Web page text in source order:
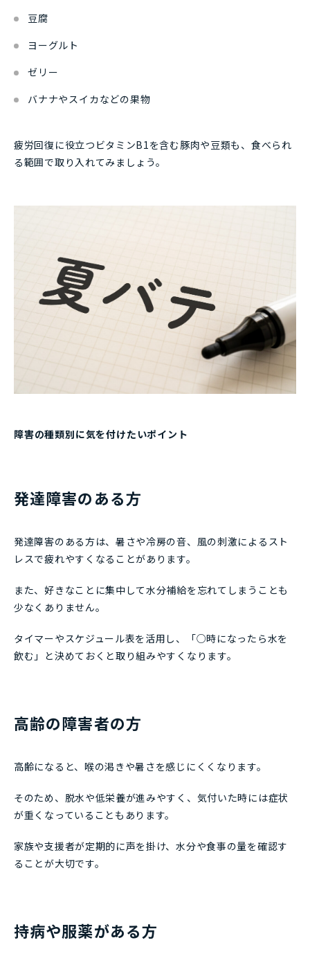
豆腐
ヨーグルト
ゼリー
バナナやスイカなどの果物
疲労回復に役立つビタミンB1を含む豚肉や豆類も、食べられ
る範囲で取り入れてみましょう。
障害の種類別に気を付けたいポイント
発達障害のある方
発達障害のある方は、暑さや冷房の音、風の刺激によるスト
レスで疲れやすくなることがあります。
また、好きなことに集中して水分補給を忘れてしまうことも
少なくありません。
タイマーやスケジュール表を活用し、「○時になったら水を
飲む」と決めておくと取り組みやすくなります。
高齢の障害者の方
高齢になると、喉の渇きや暑さを感じにくくなります。
そのため、脱水や低栄養が進みやすく、気付いた時には症状
が重くなっていることもあります。
家族や支援者が定期的に声を掛け、水分や食事の量を確認す
ることが大切です。
持病や服薬がある方